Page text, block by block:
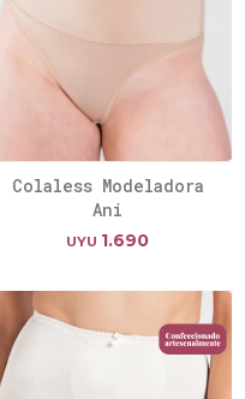
Colaless Modeladora
Ani
UYU 1.690